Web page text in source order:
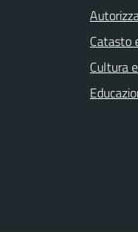
Catasto
Cultura